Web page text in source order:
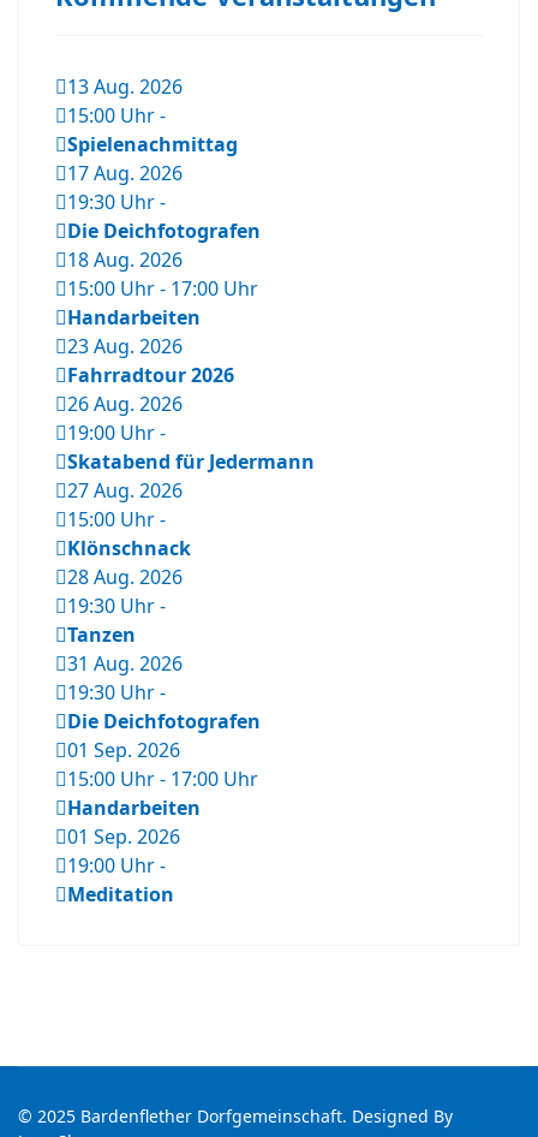
13 Aug. 2026
15:00 Uhr-
Spielenachmittag
17 Aug. 2026
19:30 Uhr-
Die Deichfotografen
18 Aug. 2026
15:00 Uhr- 17:00 Uhr
Handarbeiten
23 Aug. 2026
Fahrradtour 2026
26 Aug. 2026
19:00 Uhr-
Skatabend für Jedermann
27 Aug. 2026
15:00 Uhr-
Klönschnack
28 Aug. 2026
19:30 Uhr-
Tanzen
31 Aug. 2026
19:30 Uhr-
Die Deichfotografen
01 Sep. 2026
15:00 Uhr- 17:00 Uhr
Handarbeiten
01 Sep. 2026
19:00 Uhr-
Meditation
© 2025 Bardenflether Dorfgemeinschaft. Designed By